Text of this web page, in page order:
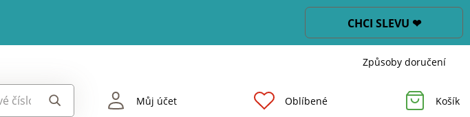
CHCI SLEVU ❤
Způsoby doručení
Můj účet Oblíbené Košík